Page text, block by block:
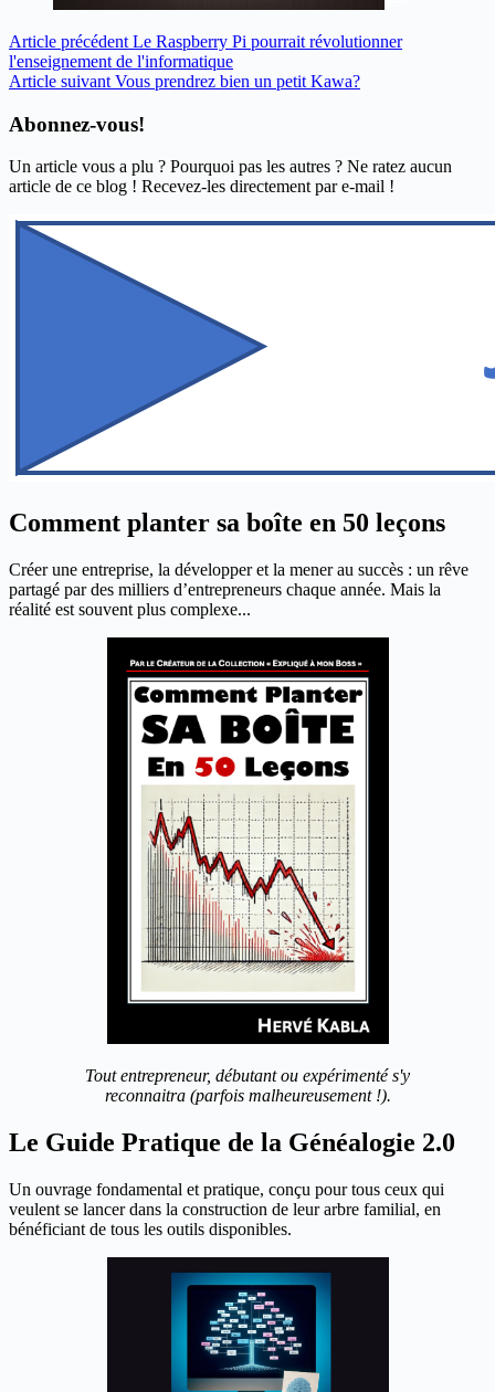
Article précédent Le Raspberry Pi pourrait révolutionner
l'enseignement de l'informatique
Article suivant Vous prendrez bien un petit Kawa?
Abonnez-vous!
Un article vous a plu ? Pourquoi pas les autres ? Ne ratez aucun
article de ce blog ! Recevez-les directement par e-mail !
Comment planter sa boîte en 50 leçons
Créer une entreprise, la développer et la mener au succès : un rêve
partagé par des milliers d’entrepreneurs chaque année. Mais la
réalité est souvent plus complexe...
Tout entrepreneur, débutant ou expérimenté s'y
reconnaitra (parfois malheureusement !).
Le Guide Pratique de la Généalogie 2.0
Un ouvrage fondamental et pratique, conçu pour tous ceux qui
veulent se lancer dans la construction de leur arbre familial, en
bénéficiant de tous les outils disponibles.